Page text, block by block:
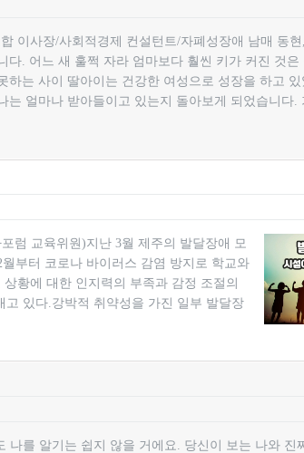
이사장/사회적경제 컨설턴트/자폐성장애 남매 동
다. 어느 새 훌쩍 자라 엄마보다 훨씬 키가 커진 것은
하는 사이 딸아이는 건강한 여성으로 성장을 하고
는 얼마나 받아들이고 있는지 돌아보게 되었습니다.
럼 교육위원)지난 3월 제주의 발달장애 모
부터 코로나 바이러스 감염 방지로 학교와
황에 대한 인지력의 부족과 감정 조절의
있다.강박적 취약성을 가진 일부 발달장
나를 알기는 쉽지 않을 거에요. 당신이 보는 나와 진